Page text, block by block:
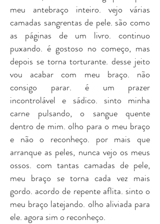
meu antebraço inteiro. vejo várias
camadas sangrentas de pele. são como
as páginas de um livro. continuo
puxando. é gostoso no começo, mas
depois se torna torturante. desse jeito
vou acabar com meu braço. não
consigo parar. é um prazer
incontrolável e sádico. sinto minha
carne pulsando, o sangue quente
dentro de mim. olho para o meu braço
e não o reconheço. por mais que
arranque as peles, nunca vejo os meus
ossos. com tantas camadas de pele,
meu braço se torna cada vez mais
gordo. acordo de repente aflita. sinto o
meu braço latejando. olho aliviada para
ele. agora sim o reconheço.